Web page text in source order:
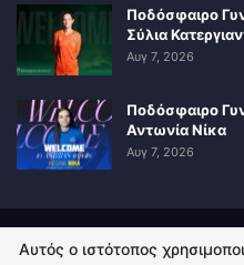
Ποδόσφαιρο
Σύλια
Αυγ 7, 2026
Ποδόσφαιρο
Αντωνία Νίκα
Αυγ 7, 2026
ΠΟΛΙΤΙΚΗ
Αυτός ο ιστότοπος